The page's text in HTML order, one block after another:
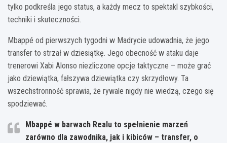
tylko podkreśla jego status, a każdy mecz to spektakl szybkości,
techniki i skuteczności.
Mbappé od pierwszych tygodni w Madrycie udowadnia, że jego
transfer to strzał w dziesiątkę. Jego obecność w ataku daje
trenerowi Xabi Alonso niezliczone opcje taktyczne – może grać
jako dziewiątka, fałszywa dziewiątka czy skrzydłowy. Ta
wszechstronność sprawia, że rywale nigdy nie wiedzą, czego się
spodziewać.
Mbappé w barwach Realu to spełnienie marzeń
zarówno dla zawodnika, jak i kibiców – transfer, o